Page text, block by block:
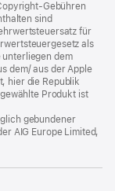
Gebühren
sind
für
als
dem
dem/ aus der Apple
hier die Republik
Produkt ist
gebundener
AIG Europe Limited,